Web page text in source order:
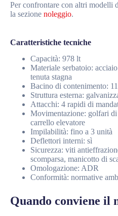
Per confrontare con altri modelli
la sezione noleggio.
Caratteristiche tecniche
Capacità: 978 lt
Materiale serbatoio:
tenuta stagna
Bacino di contenimento:
Struttura esterna:
Attacchi: 4 rapidi di
Movimentazione: golfari di
carrello elevatore
Impilabilità: fino a 3 unità
Deflettori interni: sì
Sicurezza: viti
scomparsa, manicotto di
Omologazione: ADR
Conformità: normative
Quando conviene il